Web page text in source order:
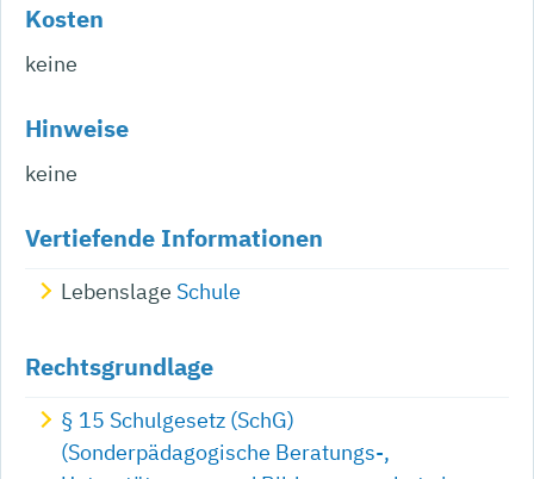
Kosten
keine
Hinweise
keine
Vertiefende Informationen
Lebenslage Schule
Rechtsgrundlage
§ 15 Schulgesetz (SchG)
(Sonderpädagogische Beratungs-,